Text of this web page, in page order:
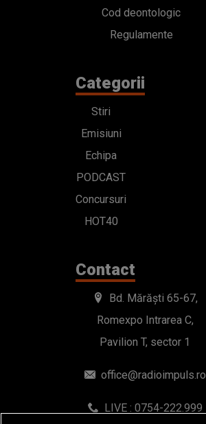
Cod deontologic
Regulamente
Categorii
Stiri
Emisiuni
Echipa
PODCAST
Concursuri
HOT40
Contact
Bd. Mărăști 65-67,
Romexpo Intrarea C,
Pavilion T, sector 1
office@radioimpuls.ro
LIVE : 0754-222.999